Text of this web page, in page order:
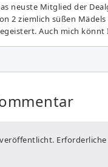
neuste Mitglied der
2 ziemlich süßen
Auch mich